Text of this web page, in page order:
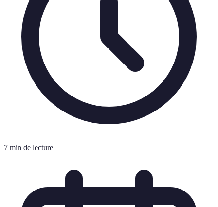
7 min de lecture